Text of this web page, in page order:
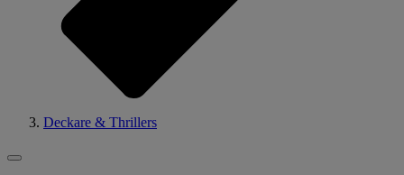
Deckare & Thrillers